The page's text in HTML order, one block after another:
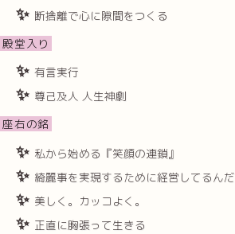
断捨離で心に隙間をつくる
殿堂入り
有言実行
尊己及人 人生神劇
座右の銘
私から始める『笑顔の連鎖』
綺麗事を実現するために経営してるんだ
美しく。カッコよく。
正直に胸張って生きる